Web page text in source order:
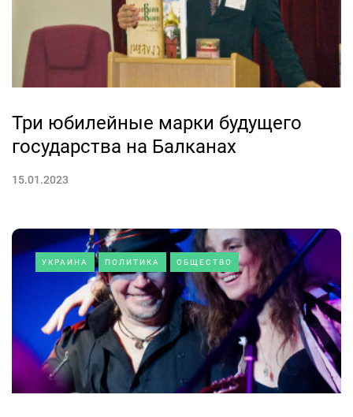
Три юбилейные марки будущего
государства на Балканах
15.01.2023
УКРАИНА ПОЛИТИКА ОБЩЕСТВО